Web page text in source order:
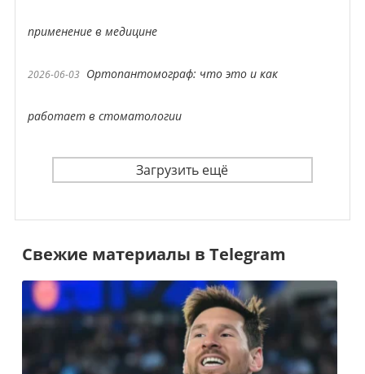
применение в медицине
2026-06-03 Ортопантомограф: что это и как
работает в стоматологии
Загрузить ещё
Свежие материалы в Telegram